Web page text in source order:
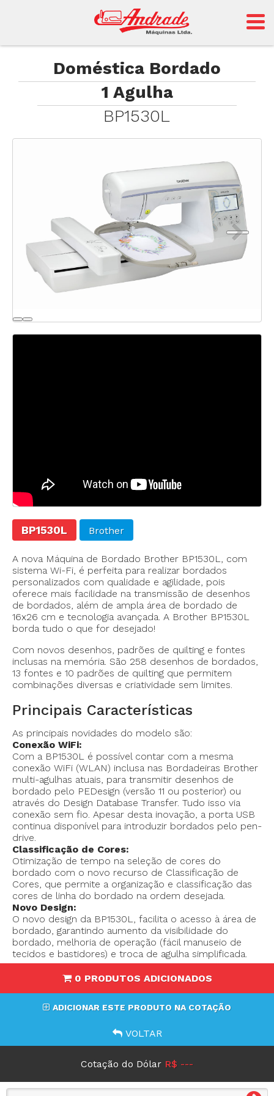
Andrade
Sansei
Doméstica Bordado
1 Agulha
BP1530L
BP1530L Brother
A nova Máquina de Bordado Brother BP1530L, com
sistema Wi-Fi, é perfeita para realizar bordados
personalizados com qualidade e agilidade, pois
oferece mais facilidade na transmissão de desenhos
de bordados, além de ampla área de bordado de
16x26 cm e tecnologia avançada. A Brother BP1530L
borda tudo o que for desejado!
Com novos desenhos, padrões de quilting e fontes
inclusas na memória. São 258 desenhos de bordados,
13 fontes e 10 padrões de quilting que permitem
combinações diversas e criatividade sem limites.
Principais Características
As principais novidades do modelo são:
Conexão WiFi:
Com a BP1530L é possível contar com a mesma
conexão WiFi (WLAN) inclusa nas Bordadeiras Brother
multi-agulhas atuais, para transmitir desenhos de
bordado pelo PEDesign (versão 11 ou posterior) ou
através do Design Database Transfer. Tudo isso via
conexão sem fio. Apesar desta inovação, a porta USB
continua disponível para introduzir bordados pelo pen-
drive.
Classificação de Cores:
Otimização de tempo na seleção de cores do
bordado com o novo recurso de Classificação de
Cores, que permite a organização e classificação das
cores de linha do bordado na ordem desejada.
Novo Design:
O novo design da BP1530L, facilita o acesso à área de
bordado, garantindo aumento da visibilidade do
bordado, melhoria de operação (fácil manuseio de
tecidos e bastidores) e troca de agulha simplificada.
0 PRODUTOS ADICIONADOS
ADICIONAR ESTE PRODUTO NA COTAÇÃO
VOLTAR
Cotação do Dólar R$ ---